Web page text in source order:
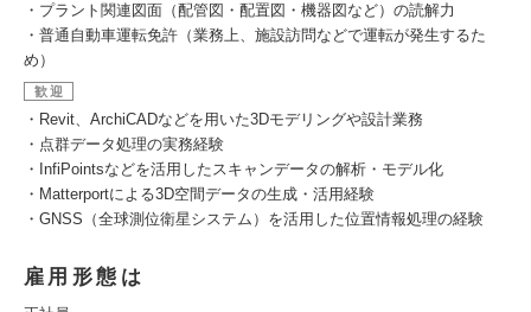
・プラント関連図面（配管図・配置図・機器図など）の読解力
・普通自動車運転免許（業務上、施設訪問などで運転が発生するた
め）
歓迎
・Revit、ArchiCADなどを用いた3Dモデリングや設計業務
・点群データ処理の実務経験
・InfiPointsなどを活用したスキャンデータの解析・モデル化
・Matterportによる3D空間データの生成・活用経験
・GNSS（全球測位衛星システム）を活用した位置情報処理の経験
雇用形態は